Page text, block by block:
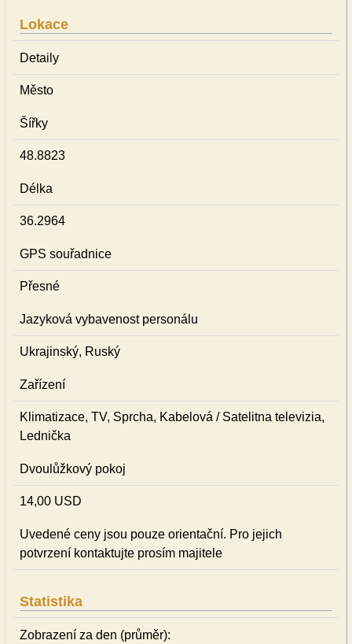
Lokace
Detaily
Město
Šířky
48.8823
Délka
36.2964
GPS souřadnice
Přesné
Jazyková vybavenost personálu
Ukrajinský, Ruský
Zařízení
Klimatizace, TV, Sprcha, Kabelová / Satelitna televizia,
Lednička
Dvoulůžkový pokoj
14,00 USD
Uvedené ceny jsou pouze orientační. Pro jejich
potvrzení kontaktujte prosím majitele
Statistika
Zobrazení za den (průměr):